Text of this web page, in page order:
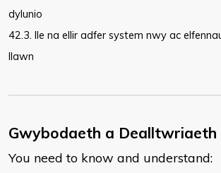
dylunio
42.3. lle na ellir adfer system nwy ac
llawn
Gwybodaeth a Dealltwriaeth
You need to know and understand: